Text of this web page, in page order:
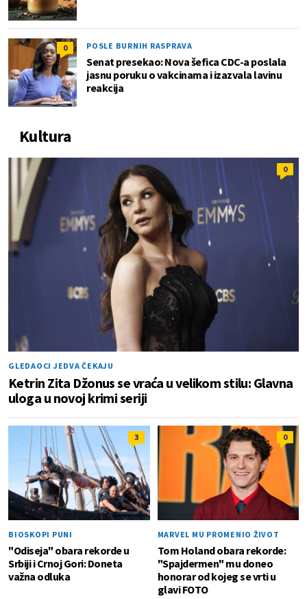
0 POSLE BURNIH RASPRAVA
Senat presekao: Nova šefica CDC-a poslala
jasnu poruku o vakcinama i izazvala lavinu
reakcija
Kultura
0
GLEDAOCI JEDVA ČEKAJU
Ketrin Zita Džonus se vraća u velikom stilu: Glavna
uloga u novoj krimi seriji
3
BIOSKOPI PUNI
"Odiseja" obara rekorde u
Srbiji i Crnoj Gori: Doneta
važna odluka
0
MARVEL MU PROMENIO ŽIVOT
Tom Holand obara rekorde:
"Spajdermen" mu doneo
honorar od kojeg se vrti u
glavi FOTO